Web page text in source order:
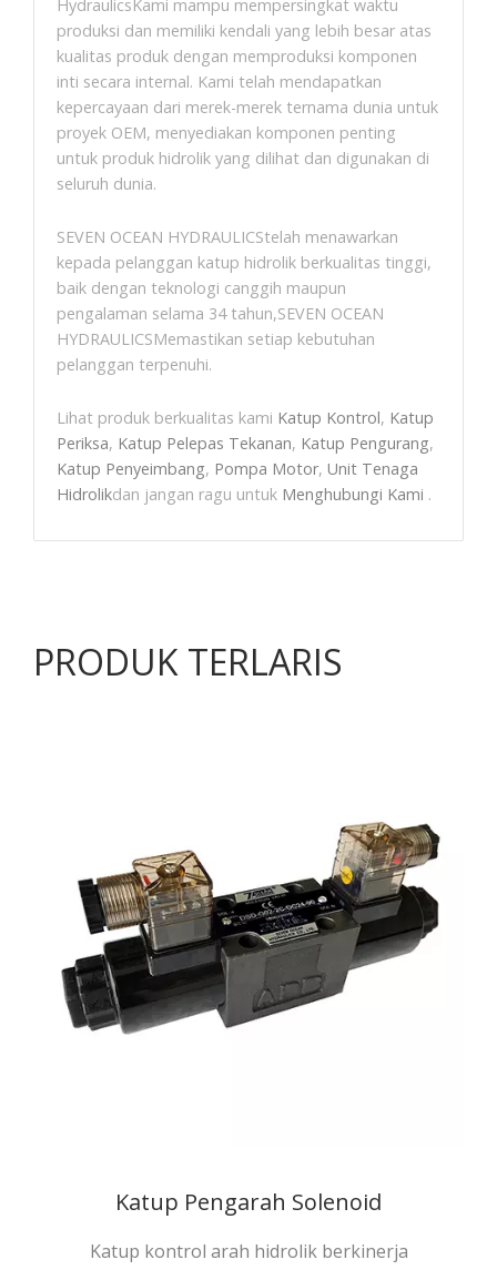
HydraulicsKami mampu mempersingkat waktu
produksi dan memiliki kendali yang lebih besar atas
kualitas produk dengan memproduksi komponen
inti secara internal. Kami telah mendapatkan
kepercayaan dari merek-merek ternama dunia untuk
proyek OEM, menyediakan komponen penting
untuk produk hidrolik yang dilihat dan digunakan di
seluruh dunia.
SEVEN OCEAN HYDRAULICStelah menawarkan
kepada pelanggan katup hidrolik berkualitas tinggi,
baik dengan teknologi canggih maupun
pengalaman selama 34 tahun,SEVEN OCEAN
HYDRAULICSMemastikan setiap kebutuhan
pelanggan terpenuhi.
Lihat produk berkualitas kami Katup Kontrol, Katup
Periksa, Katup Pelepas Tekanan, Katup Pengurang,
Katup Penyeimbang, Pompa Motor, Unit Tenaga
Hidrolikdan jangan ragu untuk Menghubungi Kami .
PRODUK TERLARIS
Katup Pengarah Solenoid
Katup kontrol arah hidrolik berkinerja